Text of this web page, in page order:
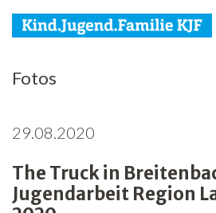
KJF
Jugend
Familie
Fotos
29.08.2020
The Truck in
Jugendarbeit Region